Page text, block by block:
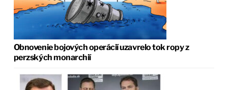
Obnovenie bojových operácií uzavrelo tok ropy z
perzských monarchií